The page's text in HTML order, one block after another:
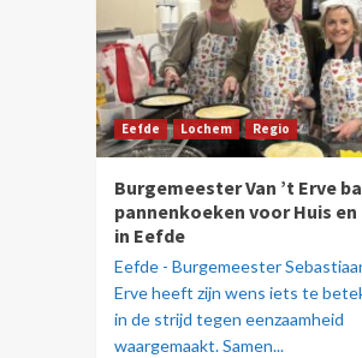
Eefde Lochem Regio
Burgemeester Van ’t Erve
pannenkoeken voor Huis en
in Eefde
Eefde - Burgemeester
Erve heeft zijn wens iets te
in de strijd tegen eenzaamheid
waargemaakt. Samen...